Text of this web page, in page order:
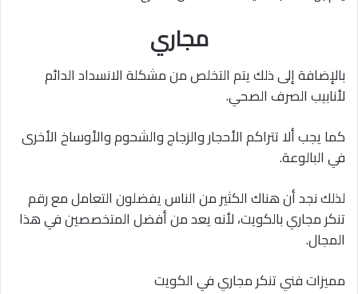
مجاري
بالإضافة إلى ذلك يتم التخلص من مشكلة الانسداد الدائم
لأنابيب الصرف الصحي.
كما يجب ألا تتراكم الأحجار والزجاج والشحوم والأوساخ الأخرى
في البالوعة.
لذلك نجد أن هناك الكثير من الناس يفضلون التعامل مع رقم
تنكر مجاري بالكويت، لأنه يعد من أفضل المتخصصين في هذا
المجال.
مميزات فني تنكر مجاري في الكويت